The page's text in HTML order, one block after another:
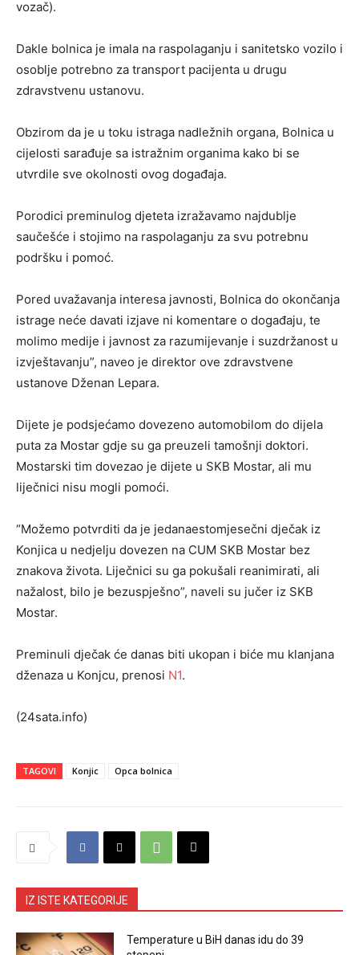
vozač).
Dakle bolnica je imala na raspolaganju i sanitetsko vozilo i
osoblje potrebno za transport pacijenta u drugu
zdravstvenu ustanovu.
Obzirom da je u toku istraga nadležnih organa, Bolnica u
cijelosti sarađuje sa istražnim organima kako bi se
utvrdile sve okolnosti ovog događaja.
Porodici preminulog djeteta izražavamo najdublje
saučešće i stojimo na raspolaganju za svu potrebnu
podršku i pomoć.
Pored uvažavanja interesa javnosti, Bolnica do okončanja
istrage neće davati izjave ni komentare o događaju, te
molimo medije i javnost za razumijevanje i suzdržanost u
izvještavanju”, naveo je direktor ove zdravstvene
ustanove Dženan Lepara.
Dijete je podsjećamo dovezeno automobilom do dijela
puta za Mostar gdje su ga preuzeli tamošnji doktori.
Mostarski tim dovezao je dijete u SKB Mostar, ali mu
liječnici nisu mogli pomoći.
“Možemo potvrditi da je jedanaestomjesečni dječak iz
Konjica u nedjelju dovezen na CUM SKB Mostar bez
znakova života. Liječnici su ga pokušali reanimirati, ali
nažalost, bilo je bezuspješno”, naveli su jučer iz SKB
Mostar.
Preminuli dječak će danas biti ukopan i biće mu klanjana
dženaza u Konjcu, prenosi N1.
(24sata.info)
TAGOVI Konjic Opca bolnica
IZ ISTE KATEGORIJE
Temperature u BiH danas idu do 39